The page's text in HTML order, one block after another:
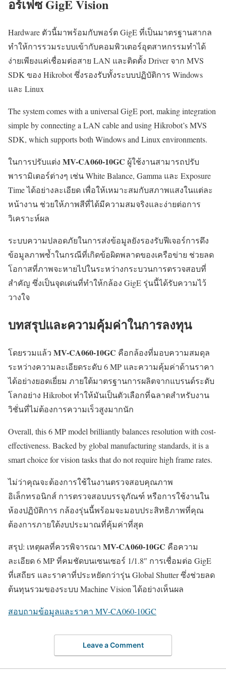
อร์เฟซ GigE Vision
Hardware ตัวนี้มาพร้อมกับพอร์ต GigE ที่เป็นมาตรฐานสากล
ทำให้การรวมระบบเข้ากับคอมพิวเตอร์อุตสาหกรรมทำได้
ง่ายเพียงแค่เชื่อมต่อสาย LAN และติดตั้ง Driver จาก MVS
SDK ของ Hikrobot ซึ่งรองรับทั้งระบบปฏิบัติการ Windows
และ Linux
The system comes with a universal GigE port, making integration
simple by connecting a LAN cable and using Hikrobot’s MVS
SDK, which supports both Windows and Linux environments.
ในการปรับแต่ง MV-CA060-10GC ผู้ใช้งานสามารถปรับ
พารามิเตอร์ต่างๆ เช่น White Balance, Gamma และ Exposure
Time ได้อย่างละเอียด เพื่อให้เหมาะสมกับสภาพแสงในแต่ละ
หน้างาน ช่วยให้ภาพสีที่ได้มีความสมจริงและง่ายต่อการ
วิเคราะห์ผล
ระบบความปลอดภัยในการส่งข้อมูลยังรองรับฟีเจอร์การดึง
ข้อมูลภาพซ้ำในกรณีที่เกิดข้อผิดพลาดของเครือข่าย ช่วยลด
โอกาสที่ภาพจะหายไปในระหว่างกระบวนการตรวจสอบที่
สำคัญ ซึ่งเป็นจุดเด่นที่ทำให้กล้อง GigE รุ่นนี้ได้รับความไว้
วางใจ
บทสรุปและความคุ้มค่าในการลงทุน
โดยรวมแล้ว MV-CA060-10GC คือกล้องที่มอบความสมดุล
ระหว่างความละเอียดระดับ 6 MP และความคุ้มค่าด้านราคา
ได้อย่างยอดเยี่ยม ภายใต้มาตรฐานการผลิตจากแบรนด์ระดับ
โลกอย่าง Hikrobot ทำให้มันเป็นตัวเลือกที่ฉลาดสำหรับงาน
วิชั่นที่ไม่ต้องการความเร็วสูงมากนัก
Overall, this 6 MP model brilliantly balances resolution with cost-
effectiveness. Backed by global manufacturing standards, it is a
smart choice for vision tasks that do not require high frame rates.
ไม่ว่าคุณจะต้องการใช้ในงานตรวจสอบคุณภาพ
อิเล็กทรอนิกส์ การตรวจสอบบรรจุภัณฑ์ หรือการใช้งานใน
ห้องปฏิบัติการ กล้องรุ่นนี้พร้อมจะมอบประสิทธิภาพที่คุณ
ต้องการภายใต้งบประมาณที่คุ้มค่าที่สุด
สรุป: เหตุผลที่ควรพิจารณา MV-CA060-10GC คือความ
ละเอียด 6 MP ที่คมชัดบนเซนเซอร์ 1/1.8″ การเชื่อมต่อ GigE
ที่เสถียร และราคาที่ประหยัดกว่ารุ่น Global Shutter ซึ่งช่วยลด
ต้นทุนรวมของระบบ Machine Vision ได้อย่างเห็นผล
สอบถามข้อมูลและราคา MV-CA060-10GC
Leave a Comment